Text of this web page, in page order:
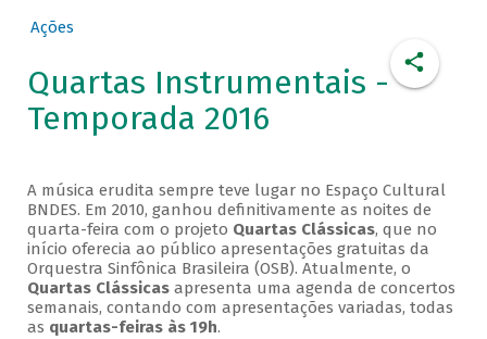
Ações
Quartas Instrumentais -
Temporada 2016
A música erudita sempre teve lugar no Espaço Cultural
BNDES. Em 2010, ganhou definitivamente as noites de
quarta-feira com o projeto Quartas Clássicas, que no
início oferecia ao público apresentações gratuitas da
Orquestra Sinfônica Brasileira (OSB). Atualmente, o
Quartas Clássicasapresenta uma agenda de concertos
semanais, contando com apresentações variadas, todas
as quartas-feiras às 19h.